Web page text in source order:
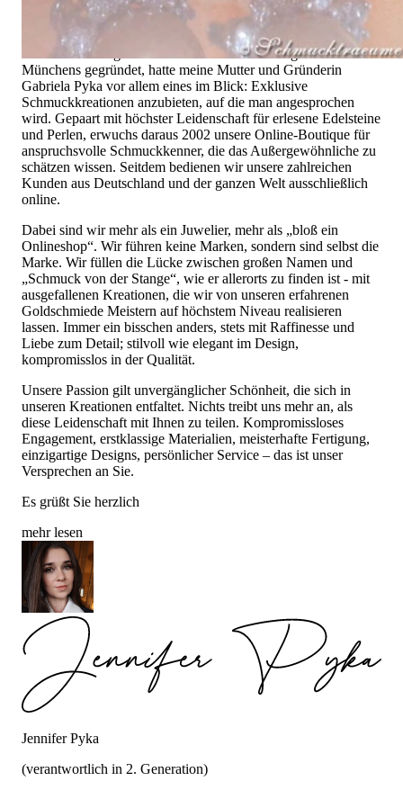
Hochwertiger Schmuck ist mehr als „nur ein Accessoire“ - das
ist nicht nur unsere Überzeugung, sondern auch der Gedanke,
mit dem alles begann. 1995 als kleines Juweliergeschäft nahe
Münchens gegründet, hatte meine Mutter und Gründerin
Gabriela Pyka vor allem eines im Blick: Exklusive
Schmuckkreationen anzubieten, auf die man angesprochen
wird. Gepaart mit höchster Leidenschaft für erlesene Edelsteine
und Perlen, erwuchs daraus 2002 unsere Online-Boutique für
anspruchsvolle Schmuckkenner, die das Außergewöhnliche zu
schätzen wissen. Seitdem bedienen wir unsere zahlreichen
Kunden aus Deutschland und der ganzen Welt ausschließlich
online.
Dabei sind wir mehr als ein Juwelier, mehr als „bloß ein
Onlineshop“. Wir führen keine Marken, sondern sind selbst die
Marke. Wir füllen die Lücke zwischen großen Namen und
„Schmuck von der Stange“, wie er allerorts zu finden ist - mit
ausgefallenen Kreationen, die wir von unseren erfahrenen
Goldschmiede Meistern auf höchstem Niveau realisieren
lassen. Immer ein bisschen anders, stets mit Raffinesse und
Liebe zum Detail; stilvoll wie elegant im Design,
kompromisslos in der Qualität.
Unsere Passion gilt unvergänglicher Schönheit, die sich in
unseren Kreationen entfaltet. Nichts treibt uns mehr an, als
diese Leidenschaft mit Ihnen zu teilen. Kompromissloses
Engagement, erstklassige Materialien, meisterhafte Fertigung,
einzigartige Designs, persönlicher Service – das ist unser
Versprechen an Sie.
Es grüßt Sie herzlich
mehr lesen
Jennifer Pyka
(verantwortlich in 2. Generation)